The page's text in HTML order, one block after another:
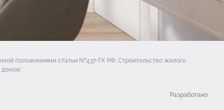
положениями статьи №437-ГК РФ. Строительство жилого
домов'.
Разработано